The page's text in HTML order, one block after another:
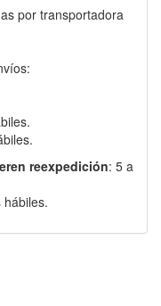
por transportadora
reexpedición: 5 a